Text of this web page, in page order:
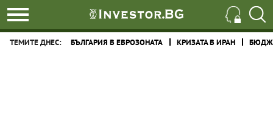
ТЕМИТЕ ДНЕС: БЪЛГАРИЯ В ЕВРОЗОНАТА КРИЗАТА В ИРАН